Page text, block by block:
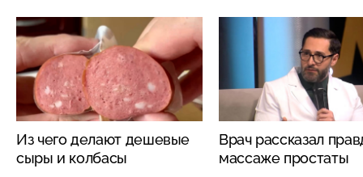
Из чего делают дешевые
сыры и колбасы
Врач рассказал
массаже простаты